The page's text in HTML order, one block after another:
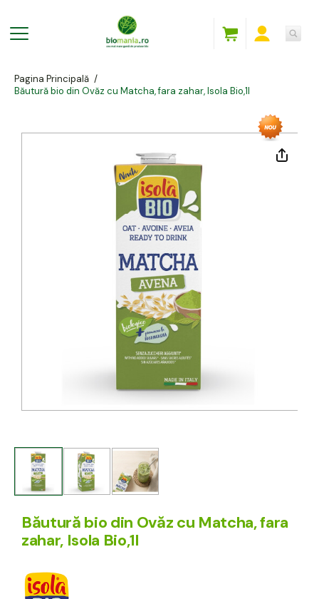
Pagina Principală /
Băutură bio din Ovăz cu Matcha, fara zahar, Isola Bio,1l
Băutură bio din Ovăz cu Matcha, fara
zahar, Isola Bio,1l